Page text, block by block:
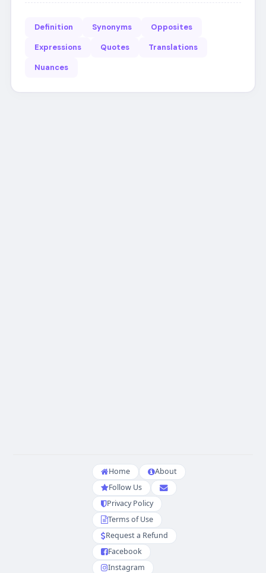
Definition Synonyms
Opposites
Expressions
Quotes
Translations
Nuances
Home
About
Follow Us
Privacy Policy
Terms of Use
Request a Refund
Facebook
Instagram